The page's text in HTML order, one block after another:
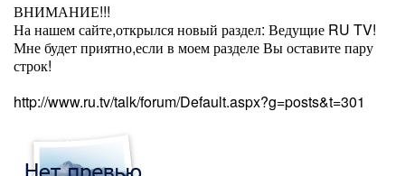
ВНИМАНИЕ!!!
На нашем сайте,открылся новый раздел: Ведущие RU TV!
Мне будет приятно,если в моем разделе Вы оставите пару
строк!
http://www.ru.tv/talk/forum/Default.aspx?g=posts&t=301